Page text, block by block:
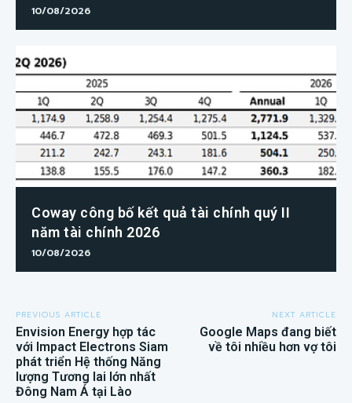
10/08/2026
Coway công bố kết quả tài chính quý II
năm tài chính 2026
10/08/2026
PREVIOUS ARTICLE
Envision Energy hợp tác
với Impact Electrons Siam
phát triển Hệ thống Năng
lượng Tương lai lớn nhất
Đông Nam Á tại Lào
NEXT ARTICLE
Google Maps đang biết
về tôi nhiều hơn vợ tôi